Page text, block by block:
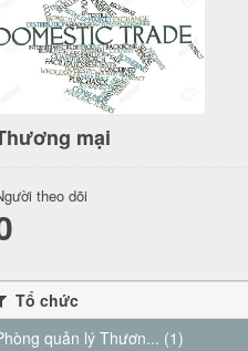
mại
theo dõi
Tổ chức
quản lý Thươn... (1)